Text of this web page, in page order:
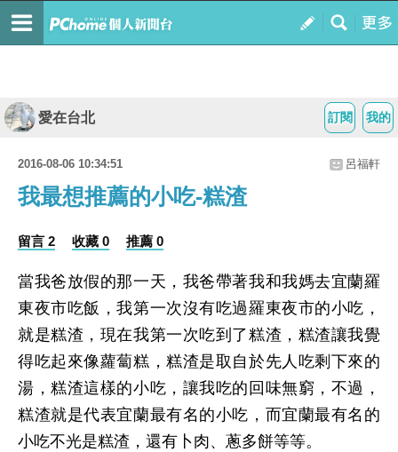
我的
訂閱
愛在台北
2016-08-06 10:34:51 呂福軒
我最想推薦的小吃-糕渣
留言 2 收藏 0 推薦 0
當我爸放假的那一天，我爸帶著我和我媽去宜蘭羅
東夜市吃飯，我第一次沒有吃過羅東夜市的小吃，
就是糕渣，現在我第一次吃到了糕渣，糕渣讓我覺
得吃起來像蘿蔔糕，糕渣是取自於先人吃剩下來的
湯，糕渣這樣的小吃，讓我吃的回味無窮，不過，
糕渣就是代表宜蘭最有名的小吃，而宜蘭最有名的
小吃不光是糕渣，還有卜肉、蔥多餅等等。